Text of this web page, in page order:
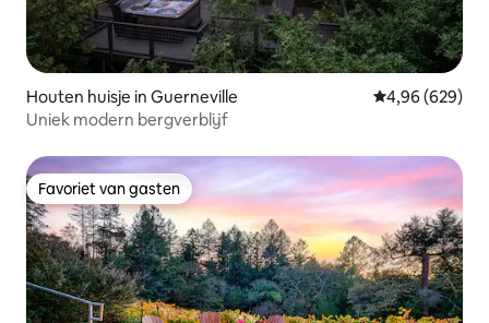
Houten huisje in Guerneville Gemiddelde
4,96 (629)
Uniek modern bergverblijf
Favoriet van gasten
Favoriet van gasten